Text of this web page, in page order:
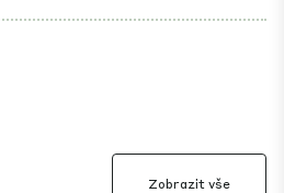
Zobrazit vše